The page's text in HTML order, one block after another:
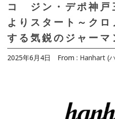
コ ジン・デポ神戸
よりスタート～クロ
する気鋭のジャーマ
2025年6月4日 From : Hanhart (